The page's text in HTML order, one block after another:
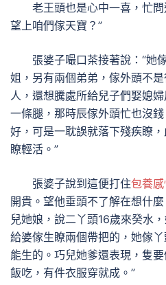
老王頭也是心中一喜，忙問
望上咱們傢天寶？”
張婆子嘬口茶接著說：“她
姐，另有兩個弟弟，傢外頭不
人，還想騰處所給兒子們娶媳
一條腿，那時辰傢外頭忙也沒
好，可是一耽誤就落下殘疾瞭
瞭輕活。”
張婆子說到這便打住包養
開貴。望他垂頭不了解在想什
兒她娘，說二丫頭16歲來癸水
給婆傢生瞭兩個帶把的，她傢
能生的。巧兒她爹還表現，隻
飯吃，有件衣服穿就成。”